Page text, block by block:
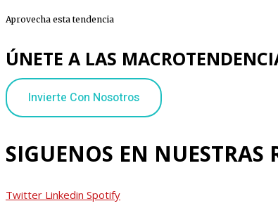
Aprovecha esta tendencia
ÚNETE A LAS
Invierte Con Nosotros
SIGUENOS EN NUESTRAS
Twitter Linkedin Spotify